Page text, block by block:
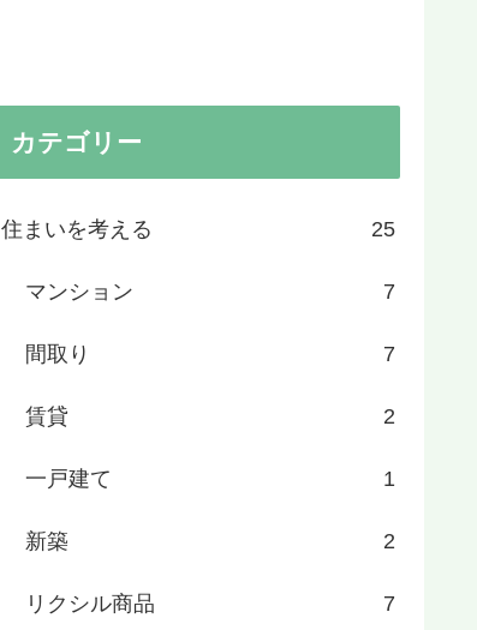
カテゴリー
住まいを考える 25
マンション 7
間取り 7
賃貸 2
一戸建て 1
新築 2
リクシル商品 7